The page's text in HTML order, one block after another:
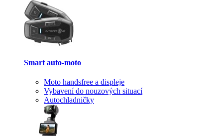
Smart auto-moto
Moto handsfree a displeje
Vybavení do nouzových situací
Autochladničky